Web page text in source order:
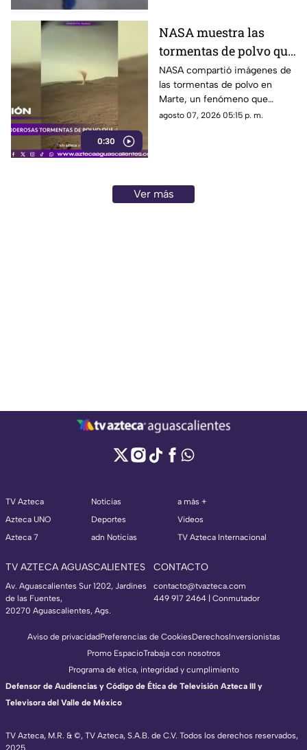
0:30
NASA muestra las
tormentas de polvo que
cubren Marte
NASA compartió imágenes de
las tormentas de polvo en
Marte, un fenómeno que
puede extenderse por miles de
agosto 07, 2026 05:15 p. m.
Ver más
TV Azteca
Azteca UNO
Azteca 7
Noticias
Deportes
adn Noticias
a más +
Videos
TV Azteca Internacional
TV AZTECA AGUASCALIENTES
Av. Aguascalientes Sur 1202, Jardines
de las Fuentes,
20270 Aguascalientes, Ags.
CONTACTO
contacto@tvazteca.com
449 917 2464 | Conmutador
TV Azteca, M.R. & ©, TV Azteca, S.A.B. de C.V. Todos los derechos reservados,
2025.
Aviso de privacidadPreferencias de CookiesDerechosInversionistas
Promo EspacioTrabaja con nosotros
Programa de ética, integridad y cumplimiento
Defensor de Audiencias y Código de Ética de Televisión Azteca III y
Televisora del Valle de México